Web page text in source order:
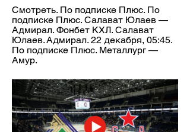
Смотреть. По подписке Плюс. По
подписке Плюс. Салават Юлаев —
Адмирал. Фонбет КХЛ. Салават
Юлаев. Адмирал. 22 декабря, 05:45.
По подписке Плюс. Металлург —
Амур.